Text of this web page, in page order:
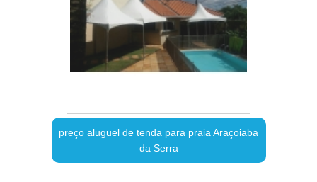
preço aluguel de tenda para praia Araçoiaba
da Serra